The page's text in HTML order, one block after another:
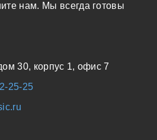
нам. Мы всегда готовы
30, корпус 1, офис 7
25-25